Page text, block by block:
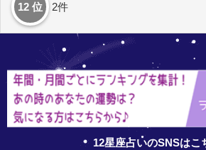
12 位 2件
12星座占いのSNSはこ